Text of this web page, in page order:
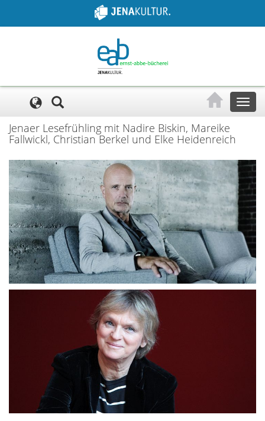
Toggle
Jenaer Lesefrühling mit Nadire Biskin, Mareike
Fallwickl, Christian Berkel und Elke Heidenreich